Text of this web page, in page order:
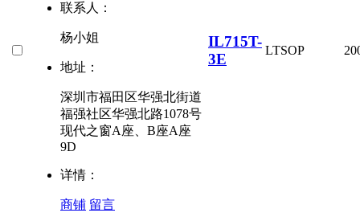
联系人：
杨小姐
地址：
深圳市福田区华强北街道
福强社区华强北路1078号
现代之窗A座、B座A座
9D
详情：
商铺 留言
IL715T-
3E
LTSOP